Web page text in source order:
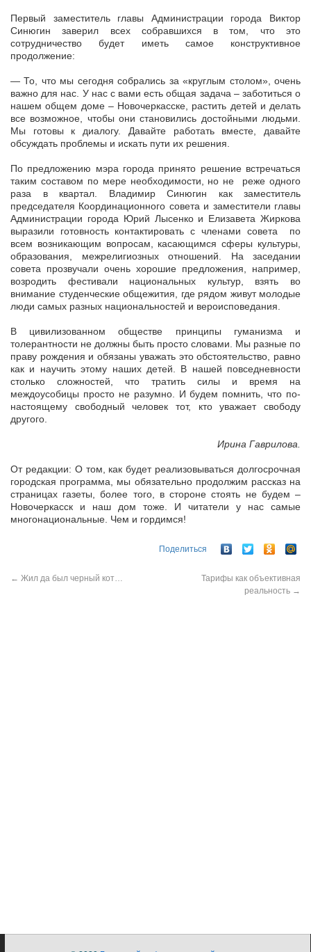
Первый заместитель главы Администрации города Виктор
Синюгин заверил всех собравшихся в том, что это
сотрудничество будет иметь самое конструктивное
продолжение:
— То, что мы сегодня собрались за «круглым столом», очень
важно для нас. У нас с вами есть общая задача – заботиться о
нашем общем доме – Новочеркасске, растить детей и делать
все возможное, чтобы они становились достойными людьми.
Мы готовы к диалогу. Давайте работать вместе, давайте
обсуждать проблемы и искать пути их решения.
По предложению мэра города принято решение встречаться
таким составом по мере необходимости, но не реже одного
раза в квартал. Владимир Синюгин как заместитель
председателя Координационного совета и заместители главы
Администрации города Юрий Лысенко и Елизавета Жиркова
выразили готовность контактировать с членами совета по
всем возникающим вопросам, касающимся сферы культуры,
образования, межрелигиозных отношений. На заседании
совета прозвучали очень хорошие предложения, например,
возродить фестивали национальных культур, взять во
внимание студенческие общежития, где рядом живут молодые
люди самых разных национальностей и вероисповедания.
В цивилизованном обществе принципы гуманизма и
толерантности не должны быть просто словами. Мы разные по
праву рождения и обязаны уважать это обстоятельство, равно
как и научить этому наших детей. В нашей повседневности
столько сложностей, что тратить силы и время на
междоусобицы просто не разумно. И будем помнить, что по-
настоящему свободный человек тот, кто уважает свободу
другого.
Ирина Гаврилова.
От редакции: О том, как будет реализовываться долгосрочная
городская программа, мы обязательно продолжим рассказ на
страницах газеты, более того, в стороне стоять не будем –
Новочеркасск и наш дом тоже. И читатели у нас самые
многонациональные. Чем и гордимся!
Поделиться
← Жил да был черный кот…
Тарифы как объективная
реальность →